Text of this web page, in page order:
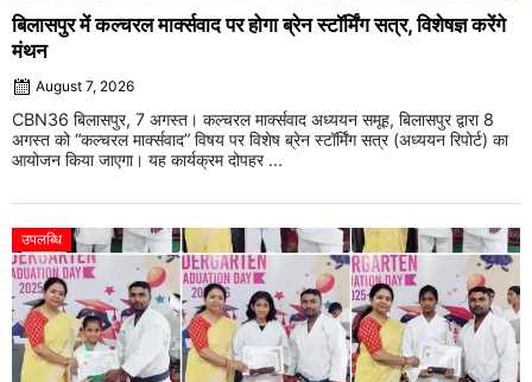
बिलासपुर में कल्चरल मार्क्सवाद पर होगा ब्रेन स्टॉर्मिंग सत्र, विशेषज्ञ करेंगे
मंथन
August 7, 2026
CBN36 बिलासपुर, 7 अगस्त। कल्चरल मार्क्सवाद अध्ययन समूह, बिलासपुर द्वारा 8
अगस्त को “कल्चरल मार्क्सवाद” विषय पर विशेष ब्रेन स्टॉर्मिंग सत्र (अध्ययन रिपोर्ट) का
आयोजन किया जाएगा। यह कार्यक्रम दोपहर ...
उपलब्धि